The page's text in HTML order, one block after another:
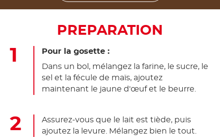
PREPARATION
Pour la gosette :
Dans un bol, mélangez la farine, le sucre, le
sel et la fécule de maïs, ajoutez
maintenant le jaune d'œuf et le beurre.
Assurez-vous que le lait est tiède, puis
ajoutez la levure. Mélangez bien le tout.